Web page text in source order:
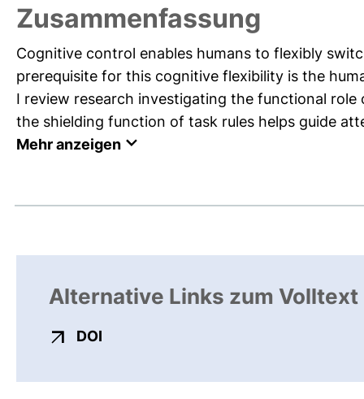
Zusammenfassung
Cognitive control enables humans to flexibly
prerequisite for this cognitive flexibility is the
I review research investigating the functional
the shielding function of task rules helps guide
Mehr anzeigen
Alternative Links zum Volltext
DOI